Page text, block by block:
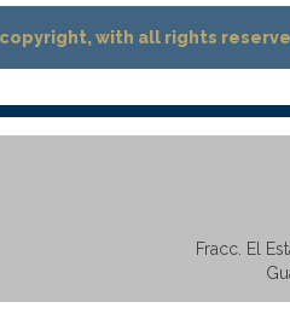
with all rights
Fracc. El